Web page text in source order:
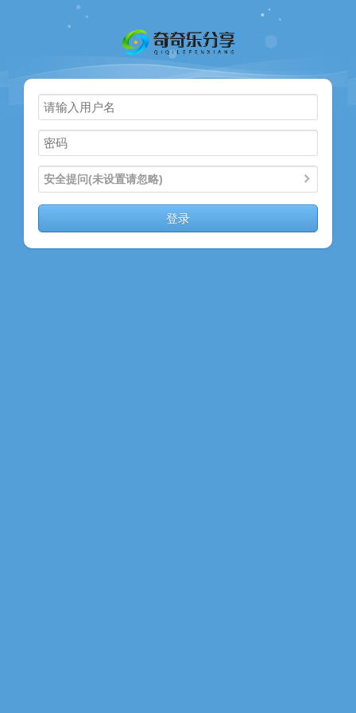
安全提问(未设置请忽略)
登录
奇乐分享
资源合集
流量卡
加入频道